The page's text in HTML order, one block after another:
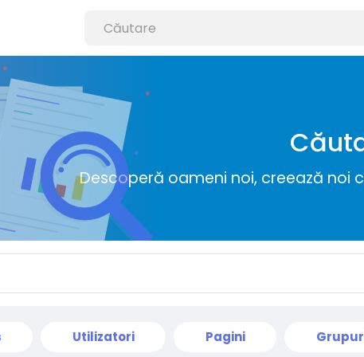
Descoperă oameni noi, creează noi
Utilizatori Pagini